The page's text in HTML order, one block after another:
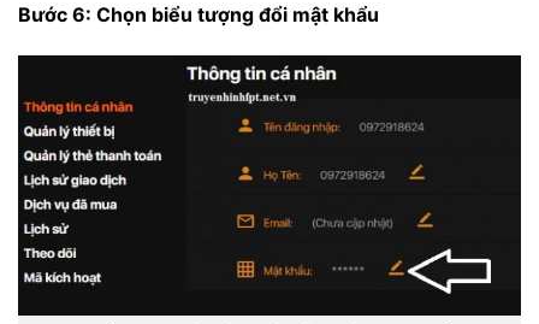
Bước 6: Chọn biểu tượng đổi mật khẩu